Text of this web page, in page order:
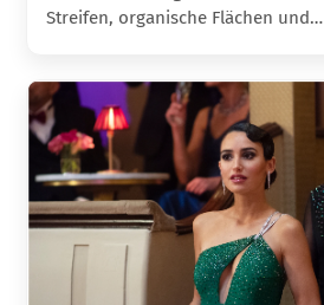
Streifen, organische Flächen und…